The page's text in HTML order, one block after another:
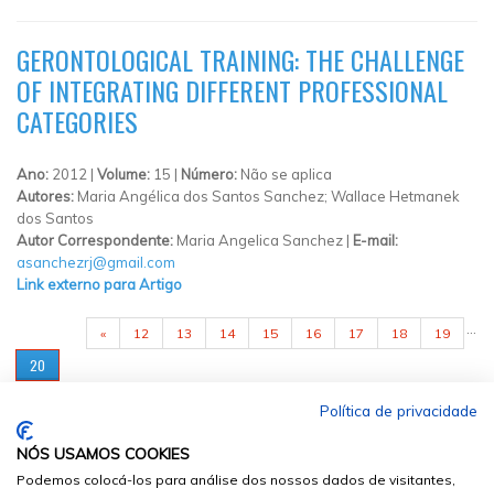
GERONTOLOGICAL TRAINING: THE CHALLENGE
OF INTEGRATING DIFFERENT PROFESSIONAL
CATEGORIES
Ano: 2012 | Volume: 15 | Número: Não se aplica
Autores: Maria Angélica dos Santos Sanchez; Wallace Hetmanek
dos Santos
Autor Correspondente: Maria Angelica Sanchez | E-mail:
asanchezrj@gmail.com
Link externo para Artigo
PÁGINAS
« 12 13 14 15 16 17 18 19
20
Política de privacidade
NÓS USAMOS COOKIES
Podemos colocá-los para análise dos nossos dados de visitantes,